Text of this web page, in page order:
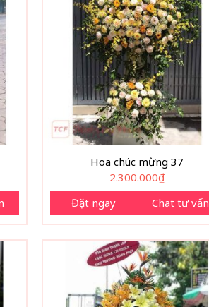
Hoa chúc mừng 37
2.300.000₫
Đặt ngay
Chat tư vấn